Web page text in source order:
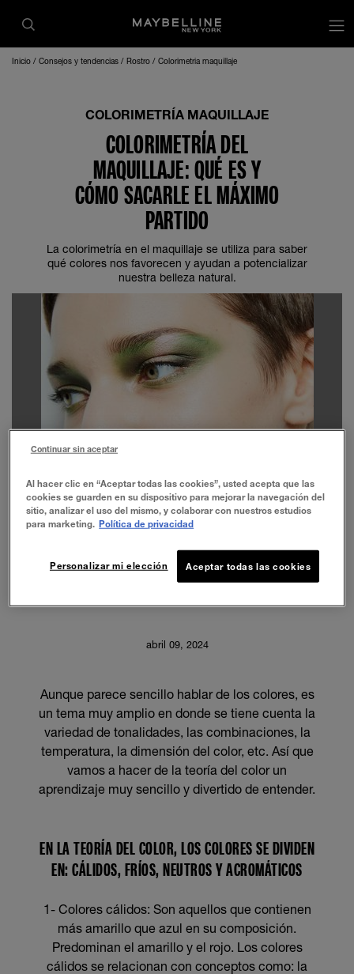
Inicio Consejos y tendencias Rostro Colorimetria maquillaje
COLORIMETRÍA MAQUILLAJE
COLORIMETRÍA DEL
MAQUILLAJE: QUÉ ES Y
CÓMO SACARLE EL MÁXIMO
PARTIDO
La colorimetría en el maquillaje se utiliza para saber
qué colores nos favorecen y ayudan a potencializar
nuestra belleza natural.
abril 09, 2024
Aunque parece sencillo hablar de los colores, es
un tema muy amplio en donde se tiene cuenta la
variedad de tonalidades, las combinaciones, la
temperatura, la dimensión del color, etc. Así que
vamos a hacer de la teoría del color un
aprendizaje muy sencillo y divertido de entender.
EN LA TEORÍA DEL COLOR, LOS COLORES SE DIVIDEN
EN: CÁLIDOS, FRÍOS, NEUTROS Y ACROMÁTICOS
1- Colores cálidos: Son aquellos que contienen
más amarillo que azul en su composición.
Predominan el amarillo y el rojo. Los colores
cálidos se relacionan con conceptos como: la
Al hacer clic en “Aceptar todas las cookies”, usted acepta que las
cookies se guarden en su dispositivo para mejorar la navegación del
sitio, analizar el uso del mismo, y colaborar con nuestros estudios
para marketing. Política de privacidad
Aceptar todas las cookies
Personalizar mi elección
Continuar sin aceptar